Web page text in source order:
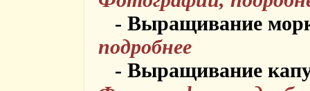
- Выращивание
подробнее
- Выращивание